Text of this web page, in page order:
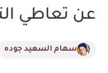
عن تعاطي
سهام السعيد جوده